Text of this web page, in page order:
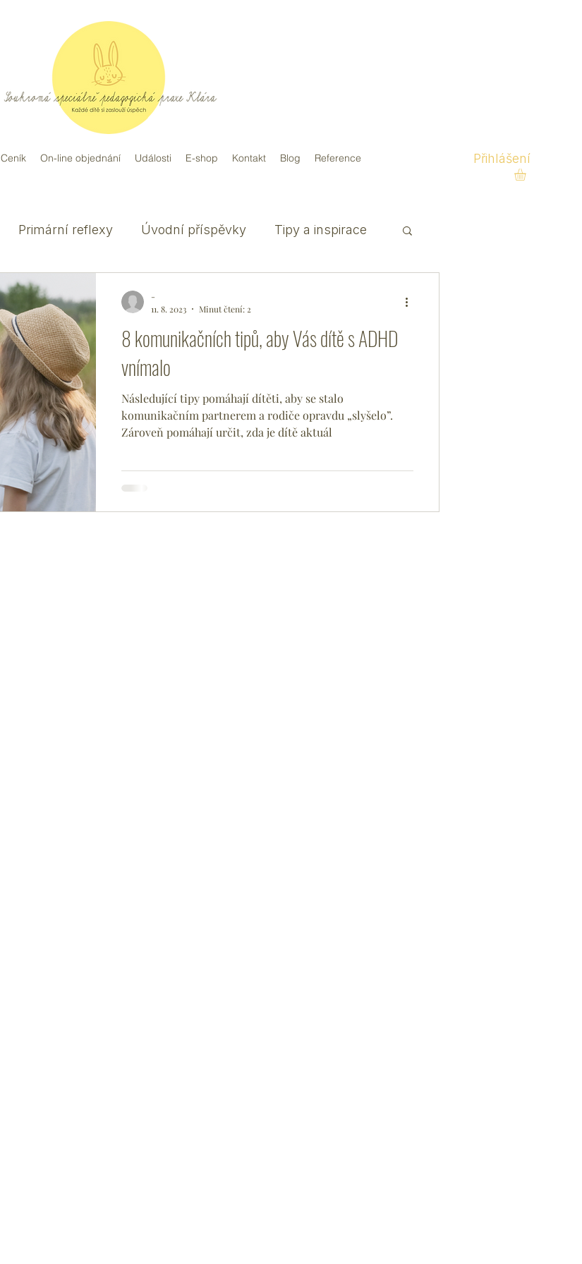
Přihlášení
Ceník On-line objednání Události E-shop Kontakt Blog Reference
Primární reflexy Úvodní příspěvky Tipy a inspirace
8 komunikačních tipů, aby Vás dítě s ADHD
vnímalo
Následující tipy pomáhají dítěti, aby se stalo
komunikačním partnerem a rodiče opravdu „slyšelo”.
Zároveň pomáhají určit, zda je dítě aktuál
-
11. 8. 2023
Minut čtení: 2